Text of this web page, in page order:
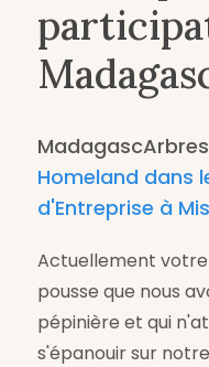
Homeland dans
d'Entreprise à
Actuellement
pousse que nous
pépinière et qui
s'épanouir sur